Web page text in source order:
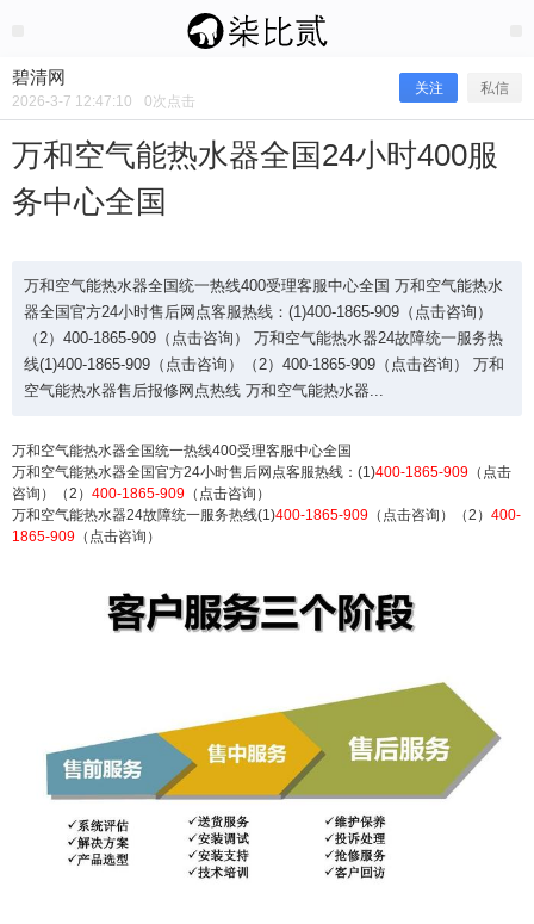
碧清网
2026-3-7 12:47:10 0次点击
关注 私信
万和空气能热水器全国24小时400服
务中心全国
万和空气能热水器全国统一热线400受理客服中心全国 万和空气能热水
器全国官方24小时售后网点客服热线：(1)400-1865-909（点击咨询）
（2）400-1865-909（点击咨询） 万和空气能热水器24故障统一服务热
线(1)400-1865-909（点击咨询）（2）400-1865-909（点击咨询） 万和
空气能热水器售后报修网点热线 万和空气能热水器...
万和空气能热水器全国统一热线400受理客服中心全国
万和空气能热水器全国官方24小时售后网点客服热线：(1)400-1865-909 （点击
咨询）（2） 400-1865-909 （点击咨询）
万和空气能热水器24故障统一服务热线(1)400-1865-909 （点击咨询）（2） 400-
1865-909 （点击咨询）
万和空气能热水器全国24小时400服务
万和空气能热水器全国统一热线400受理客服中心全
5-909（点击咨询） 万和空气能热水器24故障统一
865-909（点击咨询） 万和空气能热水器售后报修
网点热线 万和空气能热水器...